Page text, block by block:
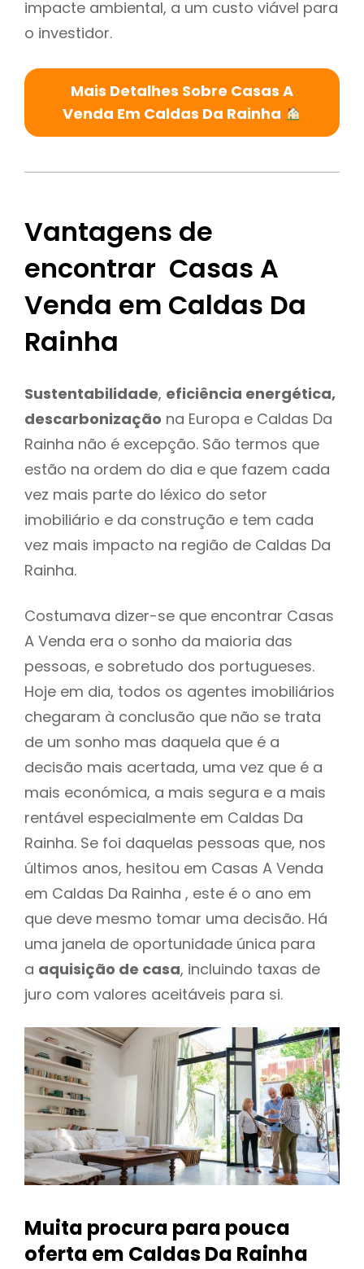
impacte ambiental, a um custo viável para
o investidor.
Mais Detalhes Sobre Casas A
Venda Em Caldas Da Rainha
Vantagens de
encontrar Casas A
Venda em Caldas Da
Rainha
Sustentabilidade, eficiência energética,
descarbonização na Europa e Caldas Da
Rainha não é excepção. São termos que
estão na ordem do dia e que fazem cada
vez mais parte do léxico do setor
imobiliário e da construção e tem cada
vez mais impacto na região de Caldas Da
Rainha.
Costumava dizer-se que encontrar Casas
A Venda era o sonho da maioria das
pessoas, e sobretudo dos portugueses.
Hoje em dia, todos os agentes imobiliários
chegaram à conclusão que não se trata
de um sonho mas daquela que é a
decisão mais acertada, uma vez que é a
mais económica, a mais segura e a mais
rentável especialmente em Caldas Da
Rainha. Se foi daquelas pessoas que, nos
últimos anos, hesitou em Casas A Venda
em Caldas Da Rainha , este é o ano em
que deve mesmo tomar uma decisão. Há
uma janela de oportunidade única para
a aquisição de casa, incluindo taxas de
juro com valores aceitáveis para si.
Muita procura para pouca
oferta em Caldas Da Rainha